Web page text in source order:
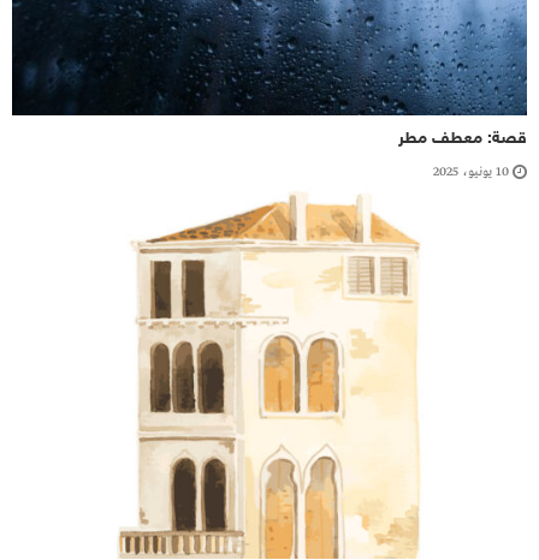
قصة: معطف مطر
10 يونيو، 2025